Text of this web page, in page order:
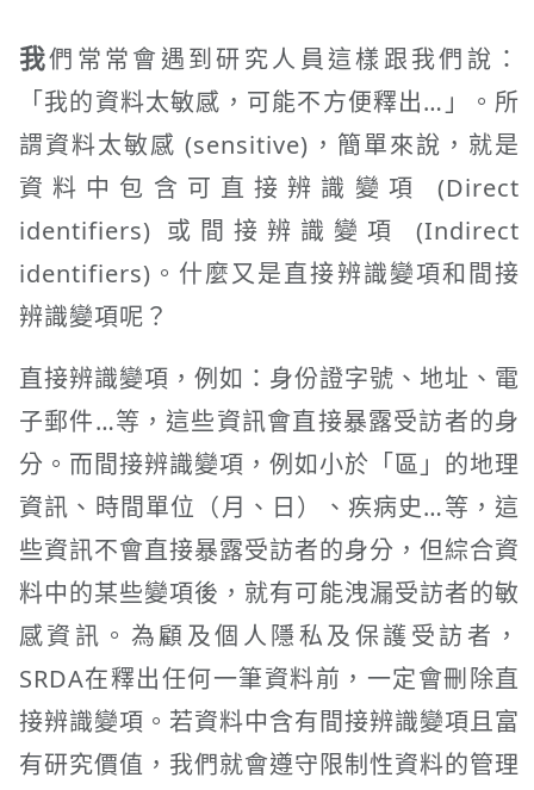
我們常常會遇到研究人員這樣跟我們說：
「我的資料太敏感，可能不方便釋出…」。所
謂資料太敏感 (sensitive)，簡單來說，就是
資料中包含可直接辨識變項 (Direct
identifiers) 或間接辨識變項 (Indirect
identifiers)。什麼又是直接辨識變項和間接
辨識變項呢？
直接辨識變項，例如：身份證字號、地址、電
子郵件…等，這些資訊會直接暴露受訪者的身
分。而間接辨識變項，例如小於「區」的地理
資訊、時間單位（月、日）、疾病史…等，這
些資訊不會直接暴露受訪者的身分，但綜合資
料中的某些變項後，就有可能洩漏受訪者的敏
感資訊。為顧及個人隱私及保護受訪者，
SRDA在釋出任何一筆資料前，一定會刪除直
接辨識變項。若資料中含有間接辨識變項且富
有研究價值，我們就會遵守限制性資料的管理